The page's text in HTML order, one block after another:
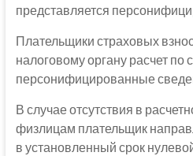
представляется
Плательщики страховых
налоговому органу расчет по
персонифицированные
В случае отсутствия в
физлицам плательщик
в установленный срок